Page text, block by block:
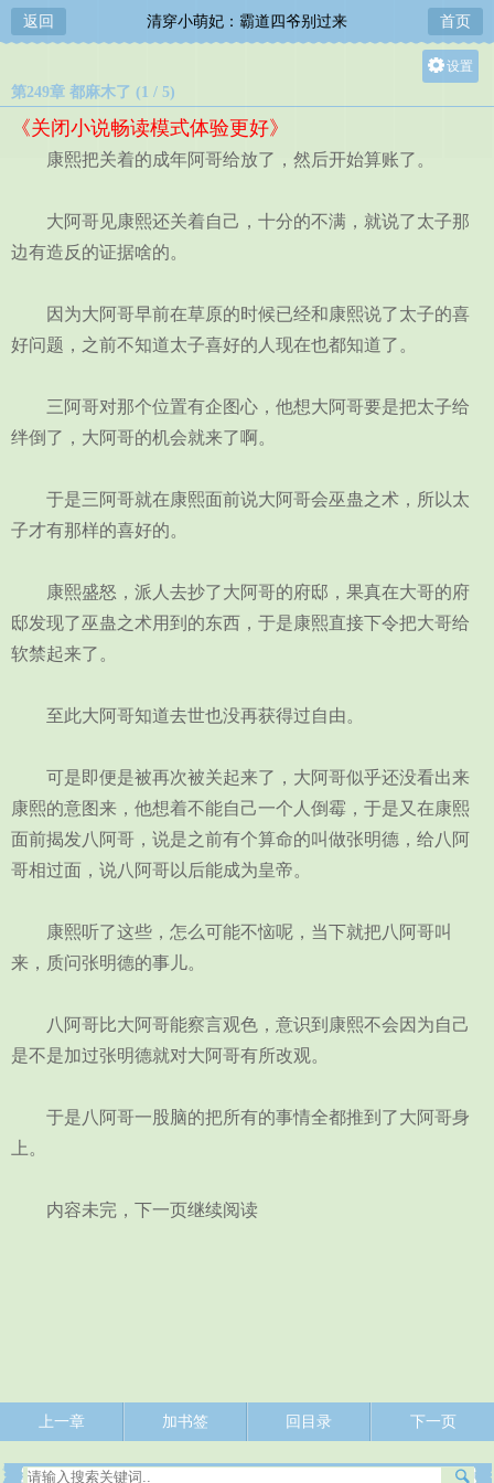
返回 清穿小萌妃：霸道四爷别过来 首页
设置
第249章 都麻木了 (1 / 5)
《关闭小说畅读模式体验更好》
康熙把关着的成年阿哥给放了，然后开始算账了。
大阿哥见康熙还关着自己，十分的不满，就说了太子那
边有造反的证据啥的。
因为大阿哥早前在草原的时候已经和康熙说了太子的喜
好问题，之前不知道太子喜好的人现在也都知道了。
三阿哥对那个位置有企图心，他想大阿哥要是把太子给
绊倒了，大阿哥的机会就来了啊。
于是三阿哥就在康熙面前说大阿哥会巫蛊之术，所以太
子才有那样的喜好的。
康熙盛怒，派人去抄了大阿哥的府邸，果真在大哥的府
邸发现了巫蛊之术用到的东西，于是康熙直接下令把大哥给
软禁起来了。
至此大阿哥知道去世也没再获得过自由。
可是即便是被再次被关起来了，大阿哥似乎还没看出来
康熙的意图来，他想着不能自己一个人倒霉，于是又在康熙
面前揭发八阿哥，说是之前有个算命的叫做张明德，给八阿
哥相过面，说八阿哥以后能成为皇帝。
康熙听了这些，怎么可能不恼呢，当下就把八阿哥叫
来，质问张明德的事儿。
八阿哥比大阿哥能察言观色，意识到康熙不会因为自己
是不是加过张明德就对大阿哥有所改观。
于是八阿哥一股脑的把所有的事情全都推到了大阿哥身
上。
内容未完，下一页继续阅读
上一章 加书签 回目录 下一页